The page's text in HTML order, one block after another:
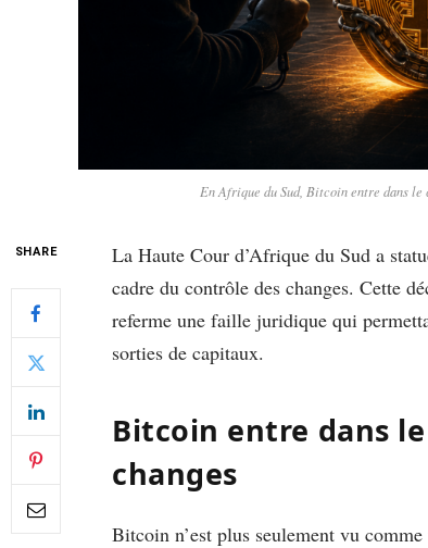
En Afrique du Sud, Bitcoin entre dans le
SHARE
La Haute Cour d’Afrique du Sud a
cadre du contrôle des changes. Cette
referme une faille juridique qui
sorties de capitaux.
Bitcoin entre dans
changes
Bitcoin n’est plus seulement vu